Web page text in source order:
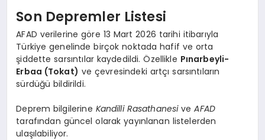
Son Depremler Listesi
AFAD verilerine göre 13 Mart 2026 tarihi itibarıyla
Türkiye genelinde birçok noktada hafif ve orta
şiddette sarsıntılar kaydedildi. Özellikle Pınarbeyli-
Erbaa (Tokat) ve çevresindeki artçı sarsıntıların
sürdüğü bildirildi.
Deprem bilgilerine Kandilli RasathanesiveAFAD
tarafından güncel olarak yayınlanan listelerden
ulaşılabiliyor.